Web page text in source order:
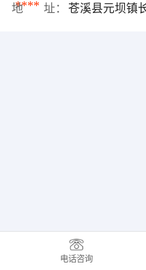
****
地 址： 苍溪县元坝镇
电话咨询